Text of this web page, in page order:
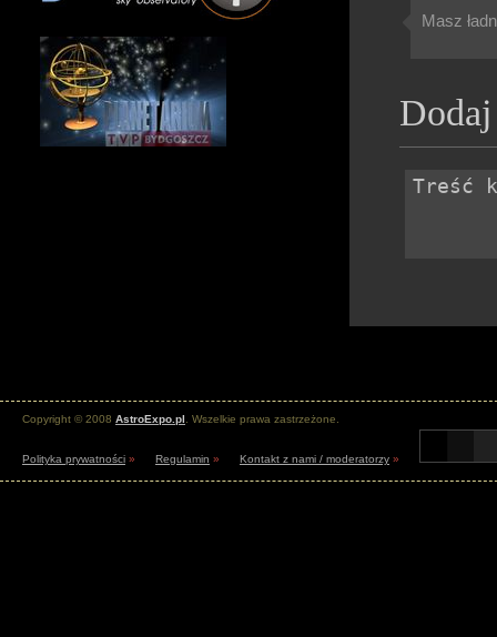
Masz
Copyright © 2008 AstroExpo.pl . Wszelkie prawa zastrzeżone.
Polityka prywatności » Regulamin » Kontakt z nami / moderatorzy »